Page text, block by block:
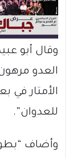
وقال أبو
العدو
الأمتار في
للعدوان”.
وأضاف